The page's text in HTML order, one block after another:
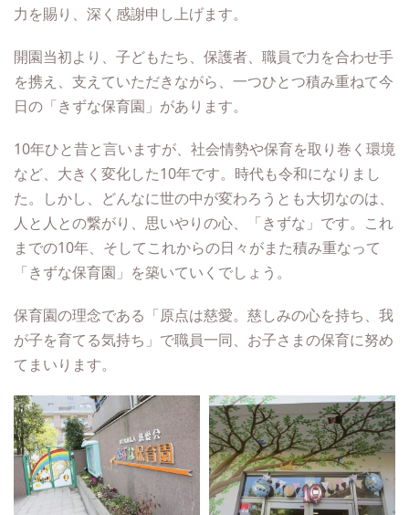
力を賜り、深く感謝申し上げます。
開園当初より、子どもたち、保護者、職員で力を合わせ手
を携え、支えていただきながら、一つひとつ積み重ねて今
日の「きずな保育園」があります。
10年ひと昔と言いますが、社会情勢や保育を取り巻く環境
など、大きく変化した10年です。時代も令和になりまし
た。しかし、どんなに世の中が変わろうとも大切なのは、
人と人との繋がり、思いやりの心、「きずな」です。これ
までの10年、そしてこれからの日々がまた積み重なって
「きずな保育園」を築いていくでしょう。
保育園の理念である「原点は慈愛。慈しみの心を持ち、我
が子を育てる気持ち」で職員一同、お子さまの保育に努め
てまいります。